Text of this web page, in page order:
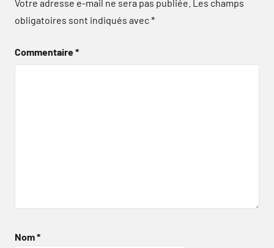
Votre adresse e-mail ne sera pas publiée. Les champs
obligatoires sont indiqués avec*
Commentaire*
Nom*